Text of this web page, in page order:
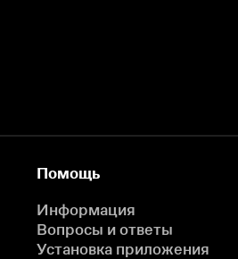
Помощь
Информация
Вопросы и ответы
Установка приложения